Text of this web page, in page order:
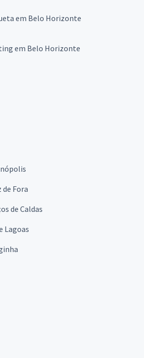
em Belo Horizonte
em Belo Horizonte
de Fora
de Caldas
Lagoas